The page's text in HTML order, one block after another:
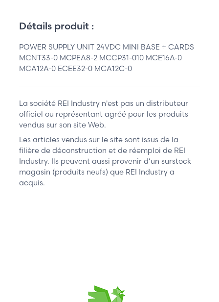
Détails produit :
POWER SUPPLY UNIT 24VDC MINI BASE + CARDS
MCNT33-0 MCPEA8-2 MCCP31-010 MCE16A-0
MCA12A-0 ECEE32-0 MCA12C-0
La société REI Industry n'est pas un distributeur
officiel ou représentant agréé pour les produits
vendus sur son site Web.
Les articles vendus sur le site sont issus de la
filière de déconstruction et de réemploi de REI
Industry. Ils peuvent aussi provenir d’un surstock
magasin (produits neufs) que REI Industry a
acquis.